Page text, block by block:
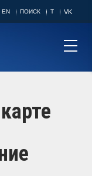
EN ПОИСК T VK